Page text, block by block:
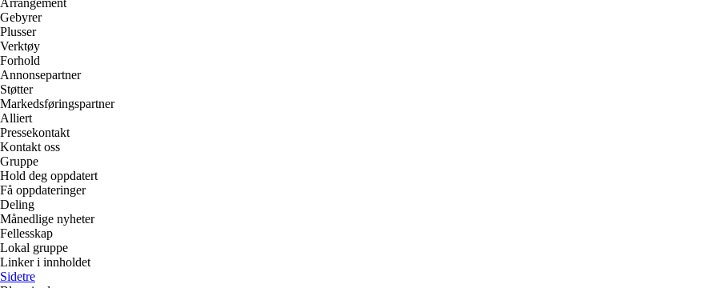
Arrangement
Gebyrer
Plusser
Verktøy
Forhold
Annonsepartner
Støtter
Markedsføringspartner
Alliert
Pressekontakt
Kontakt oss
Gruppe
Hold deg oppdatert
Få oppdateringer
Deling
Månedlige nyheter
Fellesskap
Lokal gruppe
Linker i innholdet
Sidetre